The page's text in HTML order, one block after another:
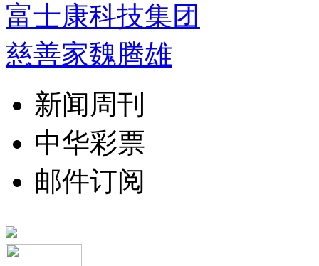
富士康科技集团
慈善家魏腾雄
新闻周刊
中华彩票
邮件订阅